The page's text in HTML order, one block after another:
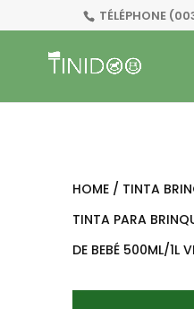
TÉLÉPHONE
HOME/ TINTA
TINTA PARA
DE BEBÉ 500ML/1L